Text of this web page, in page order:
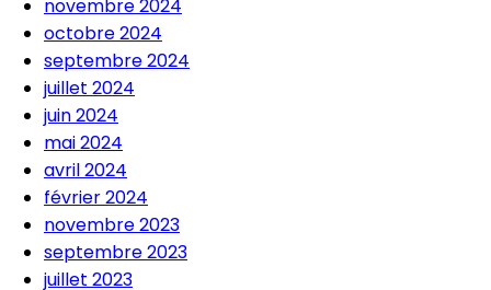
novembre 2024
octobre 2024
septembre 2024
juillet 2024
juin 2024
mai 2024
avril 2024
février 2024
novembre 2023
septembre 2023
juillet 2023